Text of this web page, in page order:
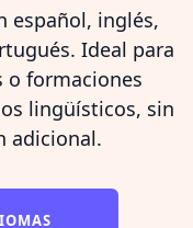
español, inglés,
Ideal para
o formaciones
lingüísticos, sin
adicional.